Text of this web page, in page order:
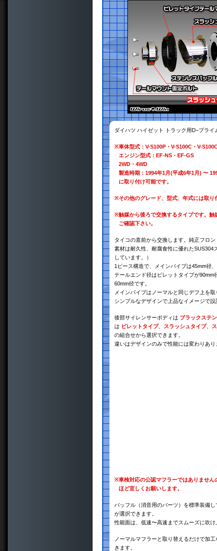
ダイハツ ハイゼット トラック用D−プラ
※車体型式：V-S100P・V-S100C・V-
エンジン型式：EF-NS・EF-GS
2WD・4WD
製造時期：1994年1月(平成6年1月) 〜
に取り付け可能です。
※その他のグレード、型式、年式には取
※触媒から後ろで交換するタイプです。
ご確認下さい。
タイコの直前から交換します。純正フロ
素材は耐久性、耐腐食性に優れた
しています。）
1ピース構造で、メインパイプは45mm径
テールエンド径はビレットタイプが
60mm径です。
メインパイプはノーマルと同じデフ上を
シンプルなデザインで上品なイメージで
後部サイレンサーボディは ブラックステ
は ビレットタイプ、 スラッシュタイプ、
の組合せから選択できます。
違いはデザインのみで性能には変わりあ
※車検対応の公認マフラーではありませ
ほど宜しくお願いします。
バッフル（消音用のパーツ）を標準装備
が選択できます。
性能面は、低速〜高速までスムーズに吹
ノーマルマフラーと取り替えるだけで加
きます。